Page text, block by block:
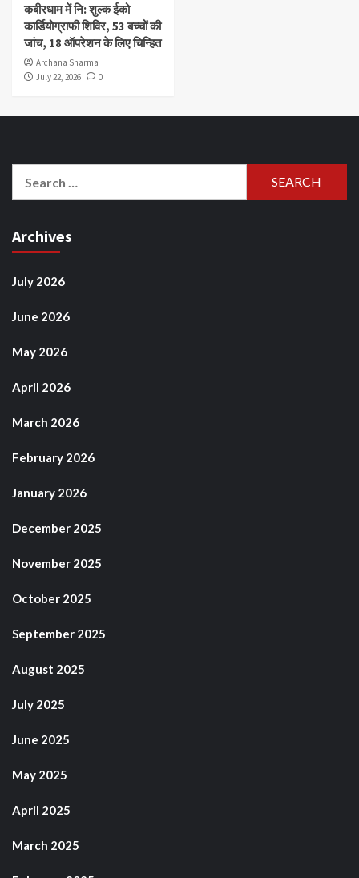
कबीरधाम में नि: शुल्क ईको
कार्डियोग्राफी शिविर, 53 बच्चों की
जांच, 18 ऑपरेशन के लिए चिन्हित
Archana Sharma
July 22, 2026
0
Archives
July 2026
June 2026
May 2026
April 2026
March 2026
February 2026
January 2026
December 2025
November 2025
October 2025
September 2025
August 2025
July 2025
June 2025
May 2025
April 2025
March 2025